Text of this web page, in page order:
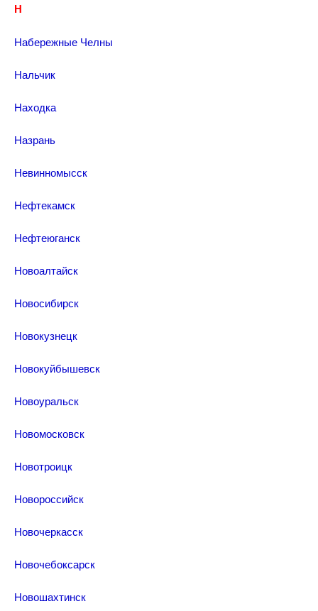
Н
Набережные Челны
Нальчик
Находка
Назрань
Невинномысск
Нефтекамск
Нефтеюганск
Новоалтайск
Новосибирск
Новокузнецк
Новокуйбышевск
Новоуральск
Новомосковск
Новотроицк
Новороссийск
Новочеркасск
Новочебоксарск
Новошахтинск